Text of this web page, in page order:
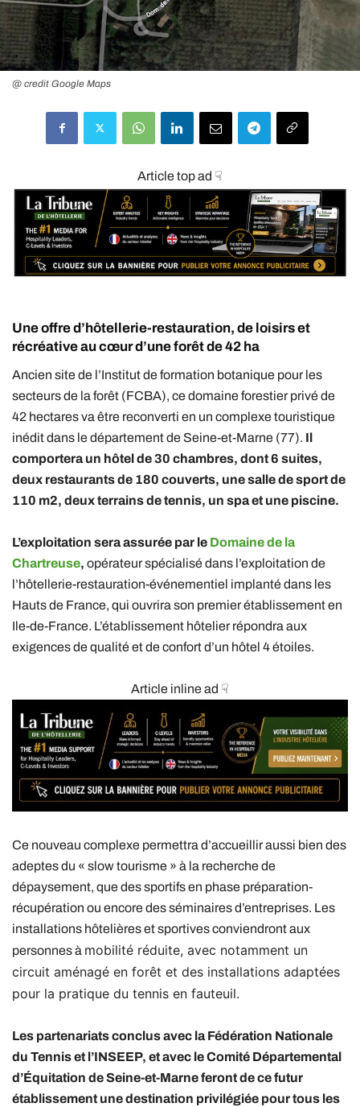
@ credit Google Maps
Article top ad ☟
Une offre d’hôtellerie-restauration, de loisirs et
récréative au cœur d’une forêt de 42 ha
Ancien site de l’Institut de formation botanique pour les
secteurs de la forêt (FCBA), ce domaine forestier privé de
42 hectares va être reconverti en un complexe touristique
inédit dans le département de Seine-et-Marne (77). Il
comportera un hôtel de 30 chambres, dont 6 suites,
deux restaurants de 180 couverts, une salle de sport de
110 m2, deux terrains de tennis, un spa et une piscine.
L’exploitation sera assurée par le Domaine de la
Chartreuse, opérateur spécialisé dans l’exploitation de
l’hôtellerie-restauration-événementiel implanté dans les
Hauts de France, qui ouvrira son premier établissement en
Ile-de-France. L’établissement hôtelier répondra aux
exigences de qualité et de confort d’un hôtel 4 étoiles.
Article inline ad ☟
Ce nouveau complexe permettra d’accueillir aussi bien des
adeptes du « slow tourisme » à la recherche de
dépaysement, que des sportifs en phase préparation-
récupération ou encore des séminaires d’entreprises. Les
installations hôtelières et sportives conviendront aux
personnes à mobilité réduite, avec notamment un
circuit aménagé en forêt et des installations adaptées
pour la pratique du tennis en fauteuil.
Les partenariats conclus avec la Fédération Nationale
du Tennis et l’INSEEP, et avec le Comité Départemental
d’Équitation de Seine-et-Marne feront de ce futur
établissement une destination privilégiée pour tous les